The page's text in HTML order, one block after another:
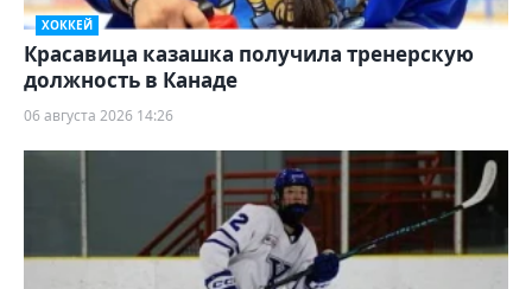
ХОККЕЙ
Красавица казашка получила тренерскую
должность в Канаде
06 августа 2026 14:26